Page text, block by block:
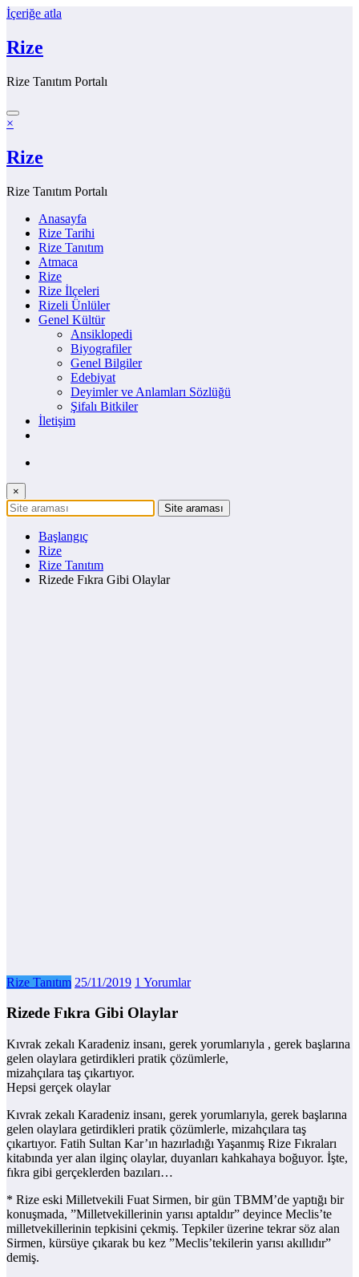
İçeriğe atla
Rize
Rize Tanıtım Portalı
×
Rize
Rize Tanıtım Portalı
Anasayfa
Rize Tarihi
Rize Tanıtım
Atmaca
Rize
Rize İlçeleri
Rizeli Ünlüler
Genel Kültür
Ansiklopedi
Biyografiler
Genel Bilgiler
Edebiyat
Deyimler ve Anlamları Sözlüğü
Şifalı Bitkiler
İletişim
×
Başlangıç
Rize
Rize Tanıtım
Rizede Fıkra Gibi Olaylar
Rize Tanıtım 25/11/2019 1 Yorumlar
Rizede Fıkra Gibi Olaylar
Kıvrak zekalı Karadeniz insanı, gerek yorumlarıyla , gerek başlarına
gelen olaylara getirdikleri pratik çözümlerle,
mizahçılara taş çıkartıyor.
Hepsi gerçek olaylar
Kıvrak zekalı Karadeniz insanı, gerek yorumlarıyla, gerek başlarına
gelen olaylara getirdikleri pratik çözümlerle, mizahçılara taş
çıkartıyor. Fatih Sultan Kar’ın hazırladığı Yaşanmış Rize Fıkraları
kitabında yer alan ilginç olaylar, duyanları kahkahaya boğuyor. İşte,
fıkra gibi gerçeklerden bazıları…
* Rize eski Milletvekili Fuat Sirmen, bir gün TBMM’de yaptığı bir
konuşmada, ”Milletvekillerinin yarısı aptaldır” deyince Meclis’te
milletvekillerinin tepkisini çekmiş. Tepkiler üzerine tekrar söz alan
Sirmen, kürsüye çıkarak bu kez ”Meclis’tekilerin yarısı akıllıdır”
demiş.